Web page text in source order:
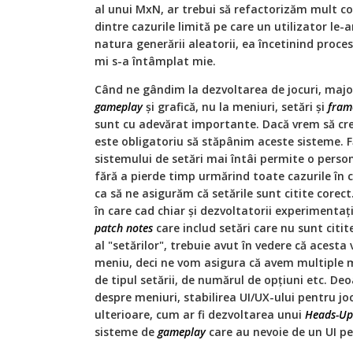
al unui MxN, ar trebui să refactorizăm mult
dintre cazurile limită pe care un utilizator le-
natura generării aleatorii, ea încetinind
mi s-a întâmplat mie.
Când ne gândim la dezvoltarea de jocuri,
gameplayși grafică, nu la meniuri, setări și
sunt cu adevărat importante. Dacă vrem să
este obligatoriu să stăpânim aceste sisteme.
sistemului de setări mai întâi permite o
fără a pierde timp urmărind toate cazurile în
ca să ne asigurăm că setările sunt citite
în care cad chiar și dezvoltatorii
patch notes care includ setări care nu sunt
al "setărilor", trebuie avut în vedere că
meniu, deci ne vom asigura că avem
de tipul setării, de numărul de opțiuni etc.
despre meniuri, stabilirea UI/UX-ului pentru
ulterioare, cum ar fi dezvoltarea unui Heads-
sisteme de gameplaycare au nevoie de un UI